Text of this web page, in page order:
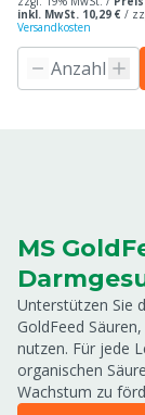
inkl. MwSt. 10,29 € /
Versandkosten
MS
Unterstützen Sie
GoldFeed
nutzen. Für jede
organischen
Wachstum zu